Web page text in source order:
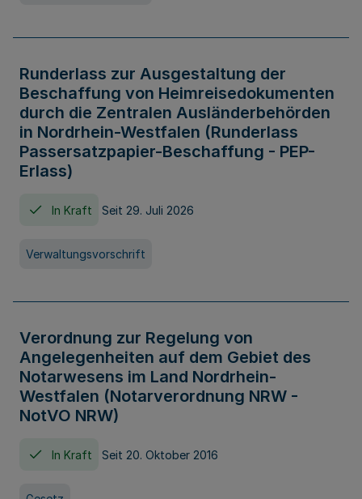
Runderlass zur Ausgestaltung der
Beschaffung von Heimreisedokumenten
durch die Zentralen Ausländerbehörden
in Nordrhein-Westfalen (Runderlass
Passersatzpapier-Beschaffung - PEP-
Erlass)
In Kraft Seit 29. Juli 2026
Verwaltungsvorschrift
Verordnung zur Regelung von
Angelegenheiten auf dem Gebiet des
Notarwesens im Land Nordrhein-
Westfalen (Notarverordnung NRW -
NotVO NRW)
In Kraft Seit 20. Oktober 2016